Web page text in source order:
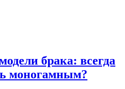
брака: всегда
моногамным?